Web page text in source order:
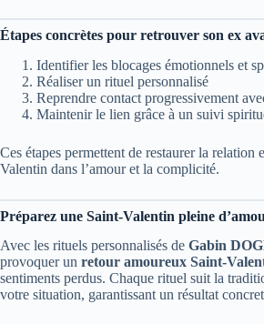
Étapes concrètes pour retrouver son ex
Identifier les blocages émotionnels et
Réaliser un rituel personnalisé
Reprendre contact progressivement
Maintenir le lien grâce à un suivi
Ces étapes permettent de restaurer la relation
Valentin dans l’amour et la complicité.
Préparez une Saint-Valentin pleine
Avec les rituels personnalisés de Gabin
provoquer un retour amoureux Saint-
sentiments perdus. Chaque rituel suit la
votre situation, garantissant un résultat